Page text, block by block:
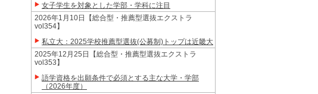
女子学生を対象とした学部・学科に注目
2026年1月10日【総合型・推薦型選抜エクストラ
vol354】
私立大：2025学校推薦型選抜(公募制)トップは近畿大
2025年12月25日【総合型・推薦型選抜エクストラ
vol353】
語学資格を出願条件で必須とする主な大学・学部
（2026年度）